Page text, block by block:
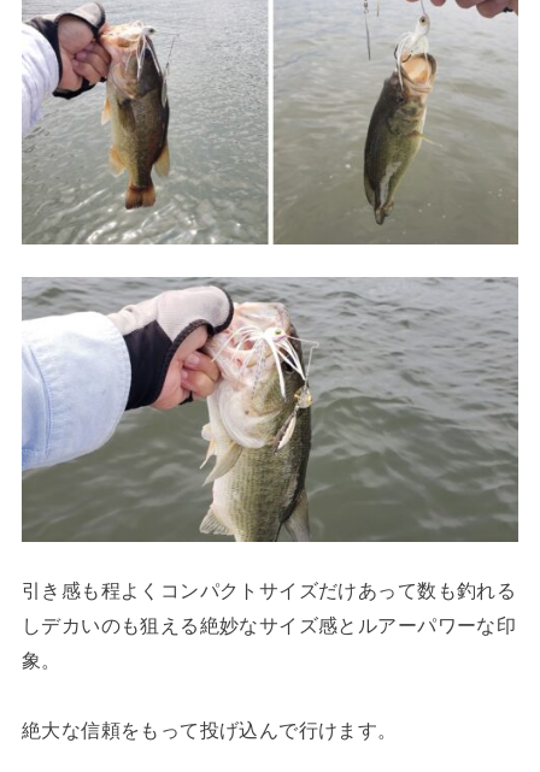
引き感も程よくコンパクトサイズだけあって数も釣れる
しデカいのも狙える絶妙なサイズ感とルアーパワーな印
象。
絶大な信頼をもって投げ込んで行けます。